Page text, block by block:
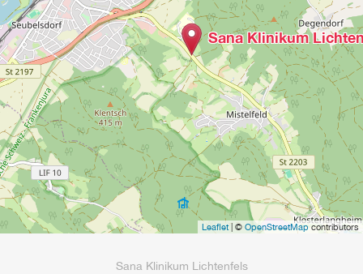
Sana Klinikum
Leaflet| © OpenStreetMap contributors
Sana Klinikum Lichtenfels